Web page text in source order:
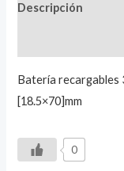
Descripción
Batería recargables
[18.5×70]mm
0